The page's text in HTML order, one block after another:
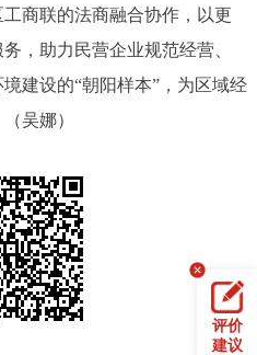
商联的法商融合协作，以更
，助力民营企业规范经营、
建设的“朝阳样本”，为区域经
吴娜）
评价
建议